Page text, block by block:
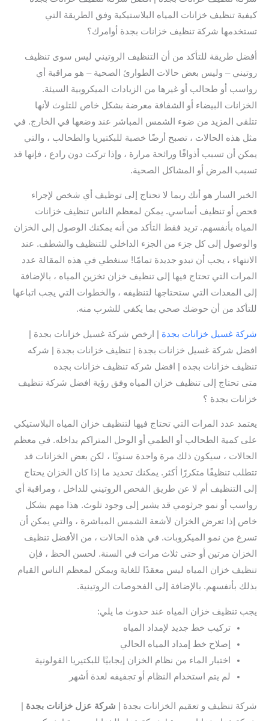
كيفية تنظيف خزانات المياه البلاستيكية وفق الطريقة التي
تستخدمها شركة تنظيف خزانات بجدة أوامرك؟
أفضل طريقة للتأكد من أن التنظيف الروتيني ليس سوى تنظيف
روتيني – وليس بعض حالات الطوارئ الصحية – هو مراقبة أي
رواسب أو طحالب أو غيرها من الزيادات الميكروبية السيئة.
الخزانات البيضاء أو الشفافة معرضة بشكل خاص للتلوث لأنها
تتلقى المزيد من ضوء الشمس المباشر عند وضعها في الخارج. في
مثل هذه الحالات ، تصبح أرضًا خصبة للبكتيريا والطحالب ، والتي
يمكن أن تسبب أذواقًا ورائحة مرارة ، وإذا تركت دون رادع ، فإنها قد
تسبب المرض أو المشاكل الصحية.
الخبر السار هو أنك ربما لا تحتاج إلى توظيف أي شخص لإجراء
فحص أو تنظيف أساسي. يمكن لمعظم الناس تنظيف خزانات
المياه بأنفسهم. تريد فقط التأكد من أنه يمكنك الوصول إلى الخزان
والوصول إلى كل جزء من الجزء الداخلي للتنظيف والشطف. عند
الانتهاء ، يجب أن تبدو جديدة تمامًا! سنغطي في هذه المقالة عدد
المرات التي تحتاج فيها إلى تنظيف خزان تخزين المياه ، بالإضافة
إلى المعدات التي ستحتاجها لتنظيفه ، والخطوات التي يجب اتباعها
للتأكد من أن حوضك صحي بما يكفي للشرب منه.
شركة غسيل خزانات بجدة | ارخص شركة غسيل خزانات بجدة |
افضل شركة غسيل خزانات بجدة | تنظيف خزانات بجدة | شركه
تنظيف خزانات بجده | افضل شركه تنظيف خزانات بجده
متى تحتاج إلى تنظيف خزان المياه وفق رؤية افضل شركة تنظيف
خزانات بجدة ؟
يعتمد عدد المرات التي تحتاج فيها لتنظيف خزان المياه البلاستيكي
على كمية الطحالب أو الطمي أو الوحل المتراكم بداخله. في معظم
الحالات ، سيكون ذلك مرة واحدة سنويًا ، لكن بعض الخزانات قد
تتطلب تنظيفًا متكررًا أكثر. يمكنك تحديد ما إذا كان الخزان يحتاج
إلى التنظيف أم لا عن طريق الفحص الروتيني للداخل ، ومراقبة أي
رواسب أو نمو جرثومي قد يشير إلى وجود تلوث. هذا مهم بشكل
خاص إذا تعرض الخزان لأشعة الشمس المباشرة ، والتي يمكن أن
تسرع من نمو الميكروبات. في هذه الحالات ، من الأفضل تنظيف
الخزان مرتين أو حتى ثلاث مرات في السنة. لحسن الحظ ، فإن
تنظيف خزان المياه ليس معقدًا للغاية ويمكن لمعظم الناس القيام
بذلك بأنفسهم. بالإضافة إلى الفحوصات الروتينية.
يجب تنظيف خزان المياه عند حدوث ما يلي:
تركيب خط جديد لإمداد المياه
إصلاح خط إمداد المياه الحالي
اختبار الماء من نظام الخزان إيجابيًا للبكتيريا القولونية
لم يتم استخدام النظام أو تجفيفه لعدة أشهر
شركة تنظيف و تعقيم الخزانات بجدة | شركة عزل خزانات بجدة